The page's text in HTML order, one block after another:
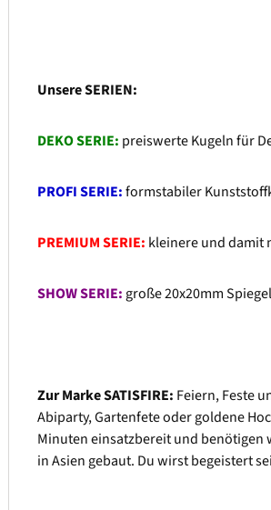
Unsere SERIEN:
DEKO SERIE: preiswerte Kugeln für
PROFI SERIE:formstabiler
PREMIUM SERIE: kleinere und damit
SHOW SERIE: große 20x20mm
Zur Marke SATISFIRE: Feiern, Feste
Abiparty, Gartenfete oder goldene
Minuten einsatzbereit und benötigen
in Asien gebaut. Du wirst begeistert